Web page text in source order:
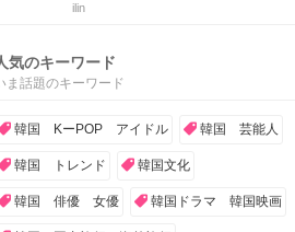
ilin
気のキーワード
ま話題のキーワード
韓国 KーPOP アイドル 韓国 芸能人
韓国 トレンド 韓国文化
韓国 俳優 女優 韓国ドラマ 韓国映画